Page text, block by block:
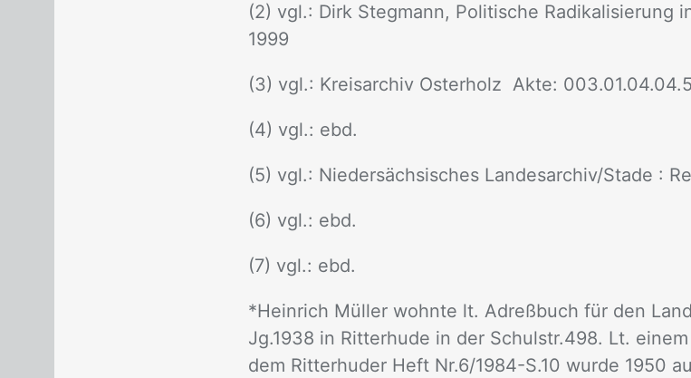
(2) vgl.: Dirk Steg­mann, Po­li­ti­sche Ra­di­ka­li­sie­rung
1999
(3) vgl.: Kreis­ar­chiv Os­ter­holz Akte:
(4) vgl.: ebd.
(5) vgl.: Nie­der­säch­si­sches Lan­des­ar­chiv/​Sta­de :
(6) vgl.: ebd.
(7) vgl.: ebd.
*Hein­rich Mül­ler wohn­te lt. Adreß­buch für den
Jg.1938 in Rit­ter­hu­de in der Schul­str.498. Lt.
dem Rit­ter­hu­der Heft Nr.6/​1984-S.10 wur­de 1950